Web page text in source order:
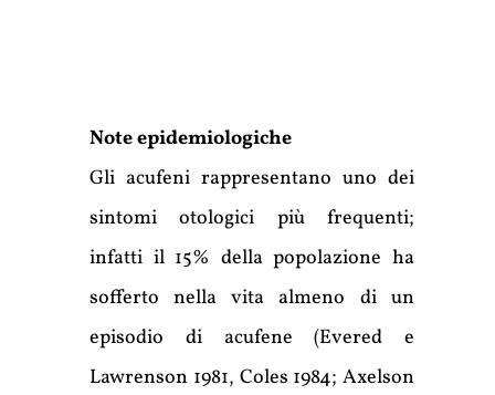
Note epidemiologiche
Gli acufeni rappresentano uno dei
sintomi otologici più frequenti;
infatti il 15% della popolazione ha
sofferto nella vita almeno di un
episodio di acufene (Evered e
Lawrenson 1981, Coles 1984; Axelson